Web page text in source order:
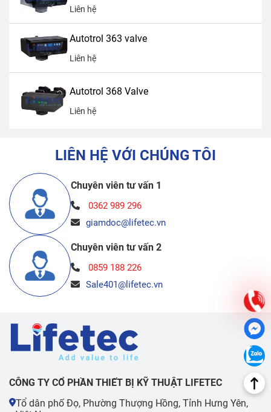
Liên hệ
Autotrol 363 valve
Liên hệ
Autotrol 368 Valve
Liên hệ
LIÊN HỆ VỚI CHÚNG TÔI
Chuyên viên tư vấn 1
0362 989 296
giamdoc@lifetec.vn
Chuyên viên tư vấn 2
0859 188 226
Sale401@lifetec.vn
CÔNG TY CỔ PHẦN THIẾT BỊ KỸ THUẬT LIFETEC
Tổ dân phố Đọ, Phường Thượng Hồng, Tỉnh Hưng Yên,